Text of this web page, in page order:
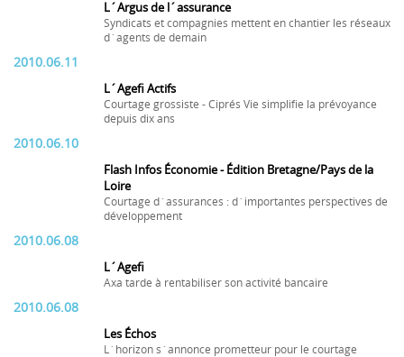
L´Argus de l´assurance
Syndicats et compagnies mettent en chantier les réseaux
d´agents de demain
2010.06.11
L´Agefi Actifs
Courtage grossiste - Ciprés Vie simplifie la prévoyance
depuis dix ans
2010.06.10
Flash Infos Économie - Édition Bretagne/Pays de la
Loire
Courtage d´assurances : d´importantes perspectives de
développement
2010.06.08
L´Agefi
Axa tarde à rentabiliser son activité bancaire
2010.06.08
Les Échos
L´horizon s´annonce prometteur pour le courtage